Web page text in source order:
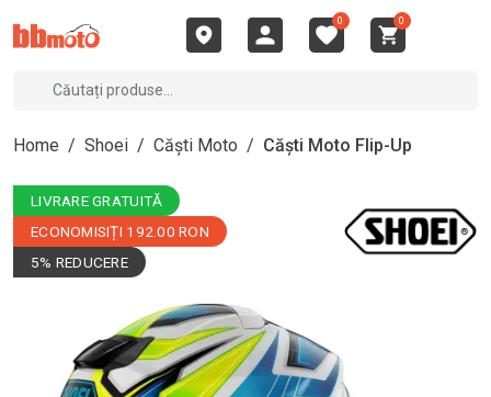
0 0
Home / Shoei / Căști Moto / Căști Moto Flip-Up
LIVRARE GRATUITĂ
ECONOMISIȚI 192.00 RON
5% REDUCERE